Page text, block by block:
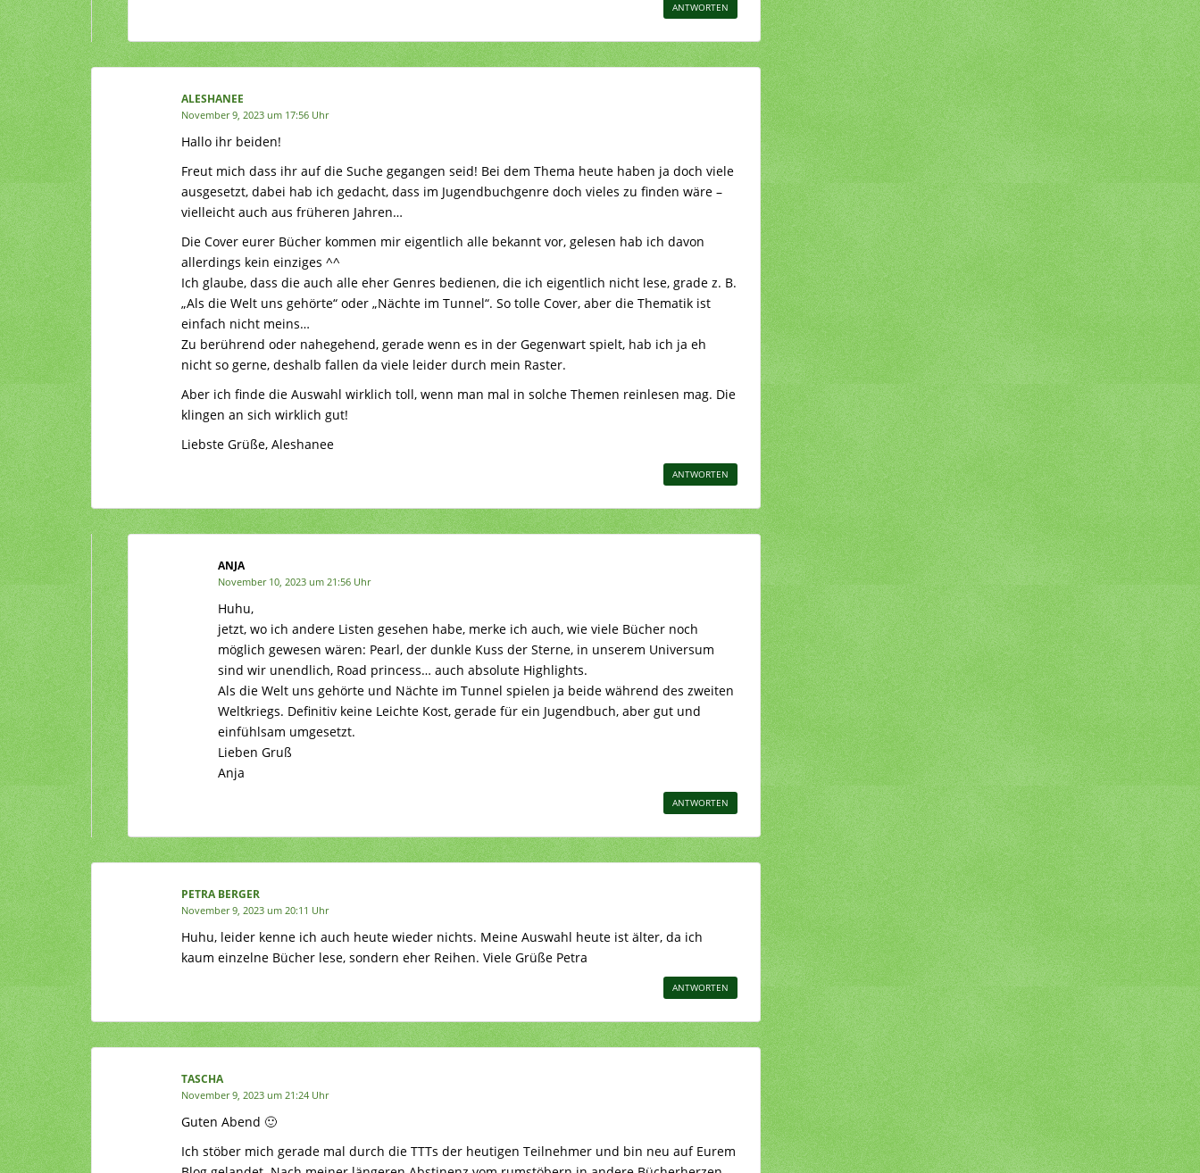
ANTWORTEN
ALESHANEE
November 9, 2023 um 17:56 Uhr
Hallo ihr beiden!
Freut mich dass ihr auf die Suche gegangen seid! Bei dem Thema heute haben ja doch viele
ausgesetzt, dabei hab ich gedacht, dass im Jugendbuchgenre doch vieles zu finden wäre –
vielleicht auch aus früheren Jahren…
Die Cover eurer Bücher kommen mir eigentlich alle bekannt vor, gelesen hab ich davon
allerdings kein einziges ^^
Ich glaube, dass die auch alle eher Genres bedienen, die ich eigentlich nicht lese, grade z. B.
„Als die Welt uns gehörte“ oder „Nächte im Tunnel“. So tolle Cover, aber die Thematik ist
einfach nicht meins…
Zu berührend oder nahegehend, gerade wenn es in der Gegenwart spielt, hab ich ja eh
nicht so gerne, deshalb fallen da viele leider durch mein Raster.
Aber ich finde die Auswahl wirklich toll, wenn man mal in solche Themen reinlesen mag. Die
klingen an sich wirklich gut!
Liebste Grüße, Aleshanee
ANTWORTEN
ANJA
November 10, 2023 um 21:56 Uhr
Huhu,
jetzt, wo ich andere Listen gesehen habe, merke ich auch, wie viele Bücher noch
möglich gewesen wären: Pearl, der dunkle Kuss der Sterne, in unserem Universum
sind wir unendlich, Road princess… auch absolute Highlights.
Als die Welt uns gehörte und Nächte im Tunnel spielen ja beide während des zweiten
Weltkriegs. Definitiv keine Leichte Kost, gerade für ein Jugendbuch, aber gut und
einfühlsam umgesetzt.
Lieben Gruß
Anja
ANTWORTEN
PETRA BERGER
November 9, 2023 um 20:11 Uhr
Huhu, leider kenne ich auch heute wieder nichts. Meine Auswahl heute ist älter, da ich
kaum einzelne Bücher lese, sondern eher Reihen. Viele Grüße Petra
ANTWORTEN
TASCHA
November 9, 2023 um 21:24 Uhr
Guten Abend 🙂
Ich stöber mich gerade mal durch die TTTs der heutigen Teilnehmer und bin neu auf Eurem